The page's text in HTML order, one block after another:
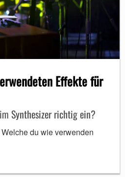
Effekte für
Synthesizer richtig ein?
du wie verwenden